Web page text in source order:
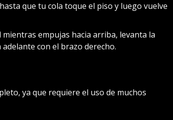
que tu cola toque el piso y luego vuelve
mientras empujas hacia arriba, levanta la
con el brazo derecho.
ya que requiere el uso de muchos